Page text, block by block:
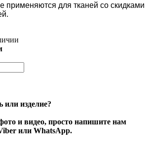
применяются для тканей со скидками
или изделие?
и видео, просто напишите нам
или WhatsApp.